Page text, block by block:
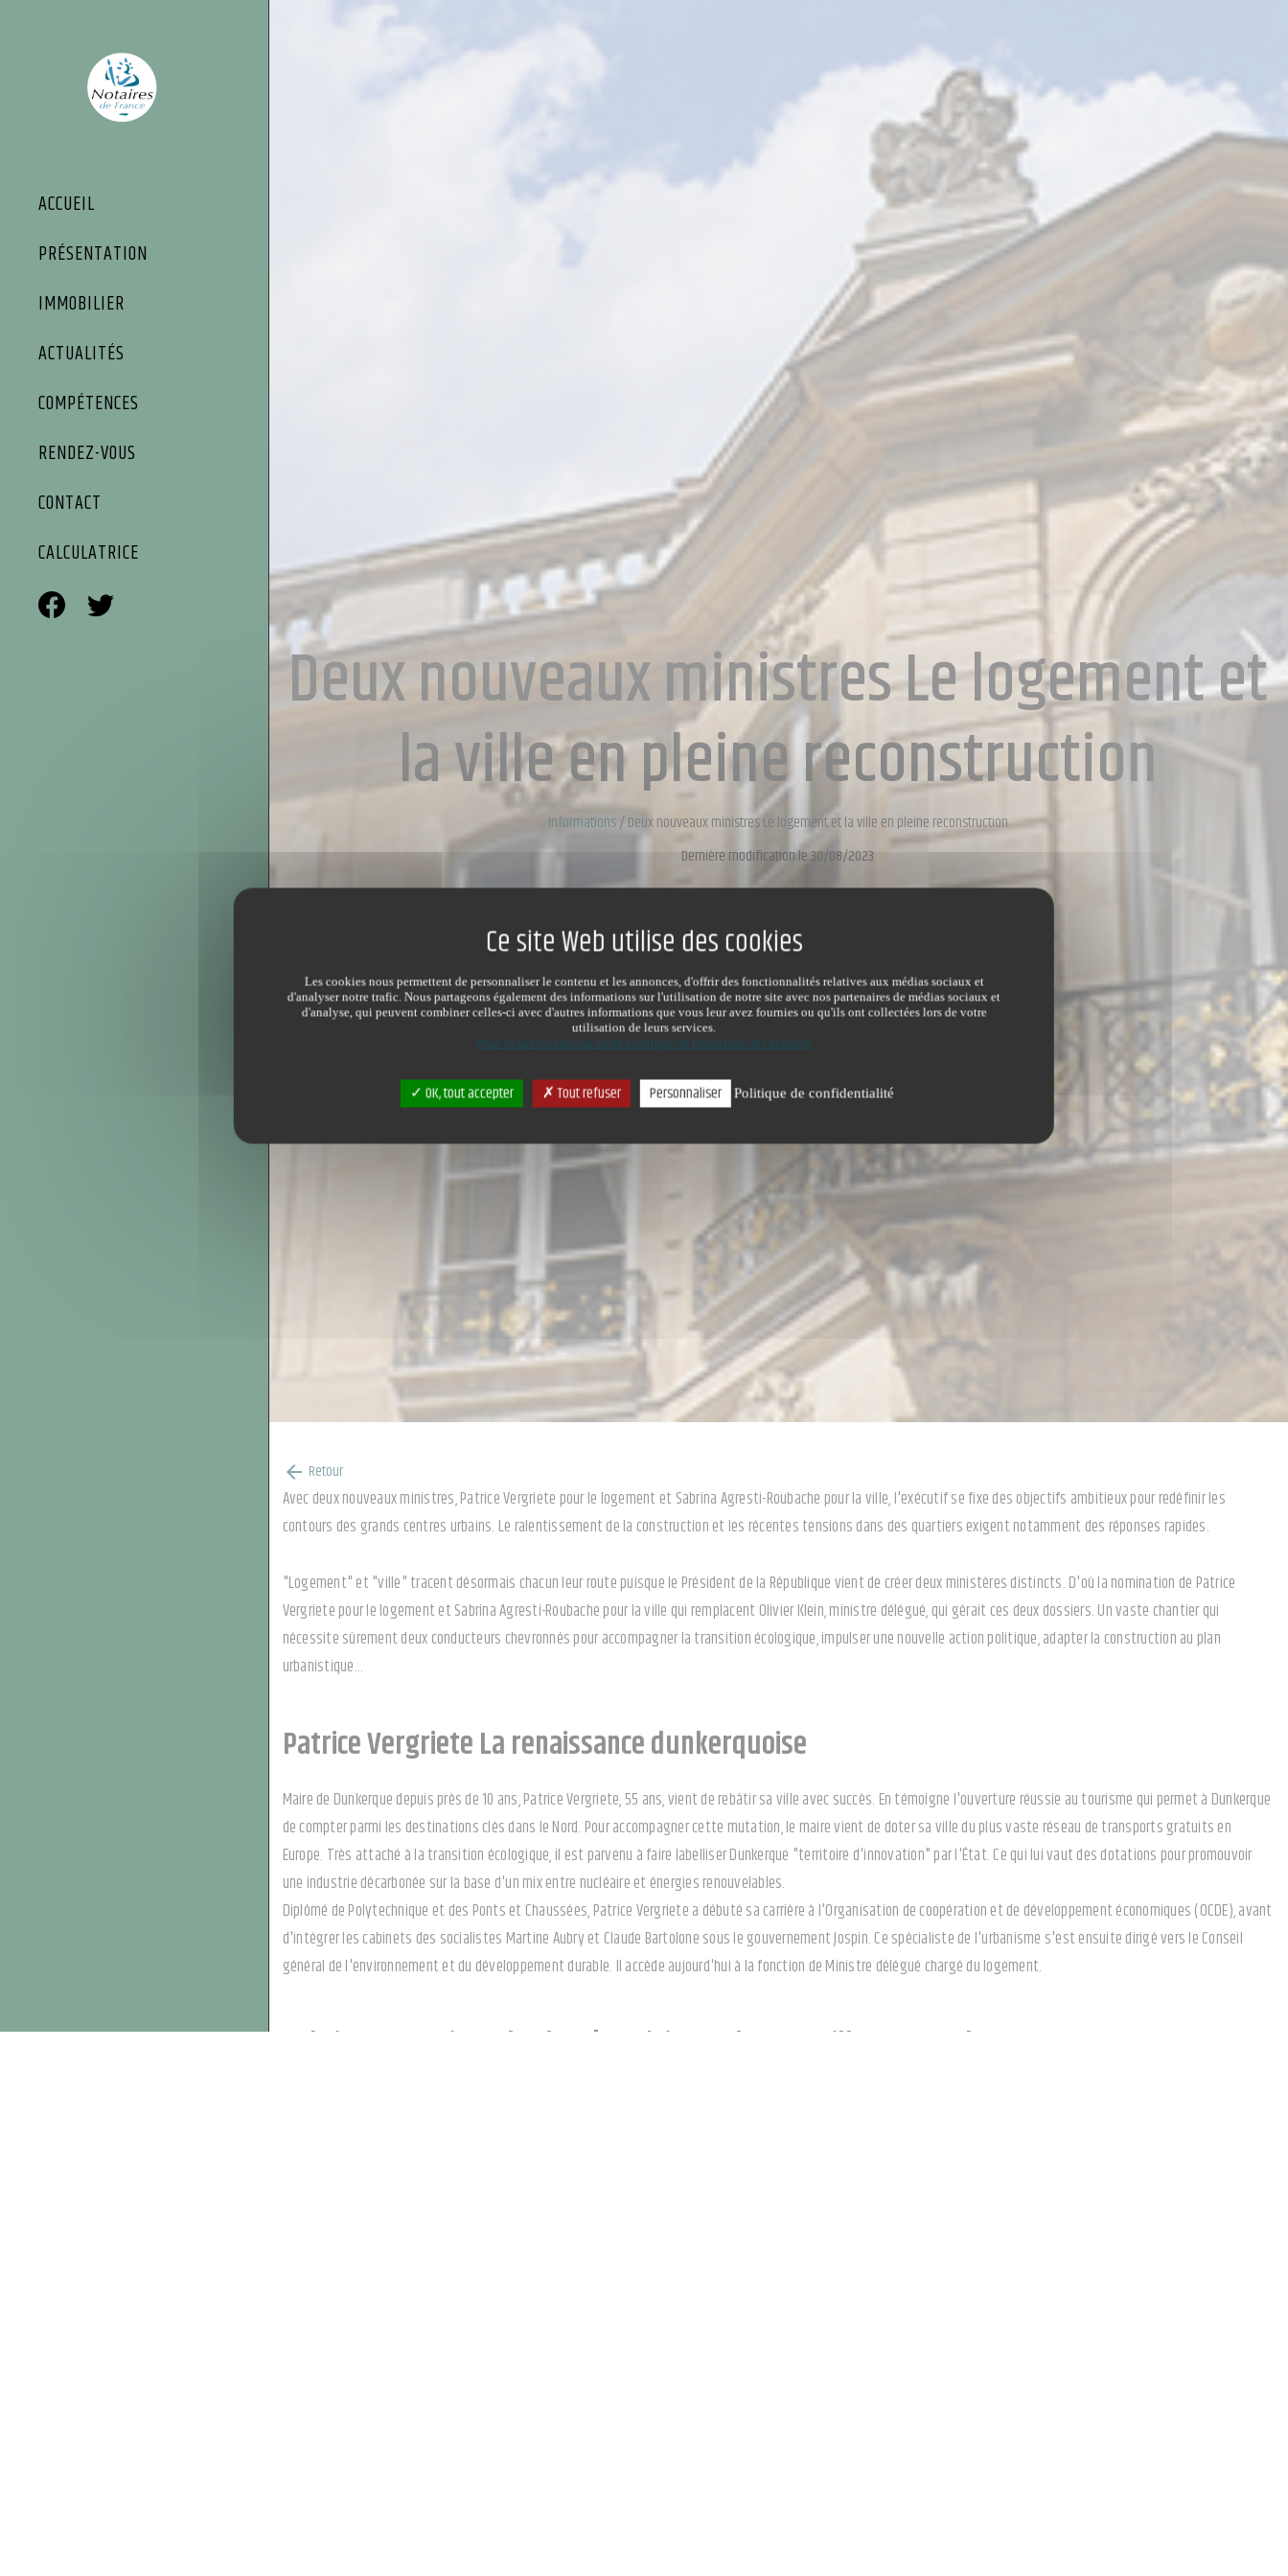
ACCUEIL
PRÉSENTATION
IMMOBILIER
ACTUALITÉS
COMPÉTENCES
RENDEZ-VOUS
CONTACT
CALCULATRICE
Deux nouveaux ministres Le logement et
la ville en pleine reconstruction
Informations/Deux nouveaux ministres Le logement et la ville en pleine reconstruction
Dernière modification le 30/08/2023
arrow_back Retour
Avec deux nouveaux ministres, Patrice Vergriete pour le logement et Sabrina Agresti-Roubache pour la ville, l'exécutif se fixe des objectifs ambitieux pour redéfinir les
contours des grands centres urbains. Le ralentissement de la construction et les récentes tensions dans des quartiers exigent notamment des réponses rapides.
"Logement" et "ville" tracent désormais chacun leur route puisque le Président de la République vient de créer deux ministères distincts. D'où la nomination de Patrice
Vergriete pour le logement et Sabrina Agresti-Roubache pour la ville qui remplacent Olivier Klein, ministre délégué, qui gérait ces deux dossiers. Un vaste chantier qui
nécessite sûrement deux conducteurs chevronnés pour accompagner la transition écologique, impulser une nouvelle action politique, adapter la construction au plan
urbanistique…
Patrice Vergriete La renaissance dunkerquoise
Maire de Dunkerque depuis près de 10 ans, Patrice Vergriete, 55 ans, vient de rebâtir sa ville avec succès. En témoigne l'ouverture réussie au tourisme qui permet à Dunkerque
de compter parmi les destinations clés dans le Nord. Pour accompagner cette mutation, le maire vient de doter sa ville du plus vaste réseau de transports gratuits en
Europe. Très attaché à la transition écologique, il est parvenu à faire labelliser Dunkerque "territoire d'innovation" par l'État. Ce qui lui vaut des dotations pour promouvoir
une industrie décarbonée sur la base d'un mix entre nucléaire et énergies renouvelables.
Diplômé de Polytechnique et des Ponts et Chaussées, Patrice Vergriete a débuté sa carrière à l'Organisation de coopération et de développement économiques (OCDE), avant
d'intégrer les cabinets des socialistes Martine Aubry et Claude Bartolone sous le gouvernement Jospin. Ce spécialiste de l'urbanisme s'est ensuite dirigé vers le Conseil
général de l'environnement et du développement durable. Il accède aujourd'hui à la fonction de Ministre délégué chargé du logement.
Sabrina Agresti-Roubache L'expérience de Marseille en grand
Les cookies nous permettent de personnaliser le contenu et les annonces, d'offrir des fonctionnalités relatives aux médias sociaux et
d'analyser notre trafic. Nous partageons également des informations sur l'utilisation de notre site avec nos partenaires de médias sociaux et
d'analyse, qui peuvent combiner celles-ci avec d'autres informations que vous leur avez fournies ou qu'ils ont collectées lors de votre
utilisation de leurs services.
Pour en savoir plus sur notre politique de protection des données
OK, tout accepter Tout refuser Personnaliser Politique de confidentialité